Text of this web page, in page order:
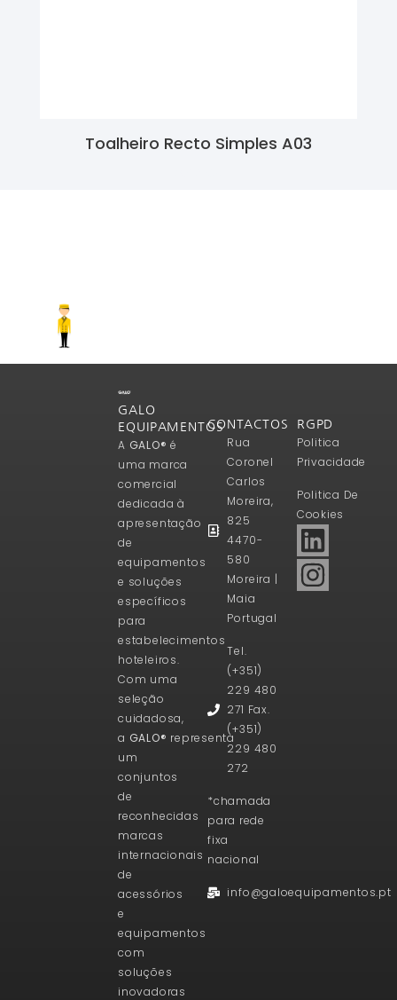
Toalheiro Recto Simples A03
GALO
EQUIPAMENTOS
A GALO® é
uma marca
comercial
dedicada à
apresentação
de
equipamentos
e soluções
específicos
para
estabelecimentos
hoteleiros.
Com uma
seleção
cuidadosa,
a GALO® representa
um
conjuntos
de
reconhecidas
marcas
internacionais
de
acessórios
e
equipamentos
com
soluções
inovadoras
CONTACTOS
Rua
Coronel
Carlos
Moreira,
825
4470-
580
Moreira |
Maia
Portugal
Tel.
(+351)
229 480
271 Fax.
(+351)
229 480
272
*chamada
para rede
fixa
nacional
info@galoequipamentos.pt
RGPD
Politica
Privacidade
Politica De
Cookies